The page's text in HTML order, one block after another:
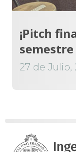
¡Pitch
semestre
27 de Julio,